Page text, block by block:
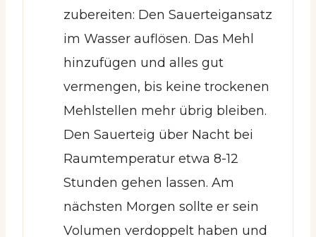
zubereiten: Den Sauerteigansatz
im Wasser auflösen. Das Mehl
hinzufügen und alles gut
vermengen, bis keine trockenen
Mehlstellen mehr übrig bleiben.
Den Sauerteig über Nacht bei
Raumtemperatur etwa 8-12
Stunden gehen lassen. Am
nächsten Morgen sollte er sein
Volumen verdoppelt haben und